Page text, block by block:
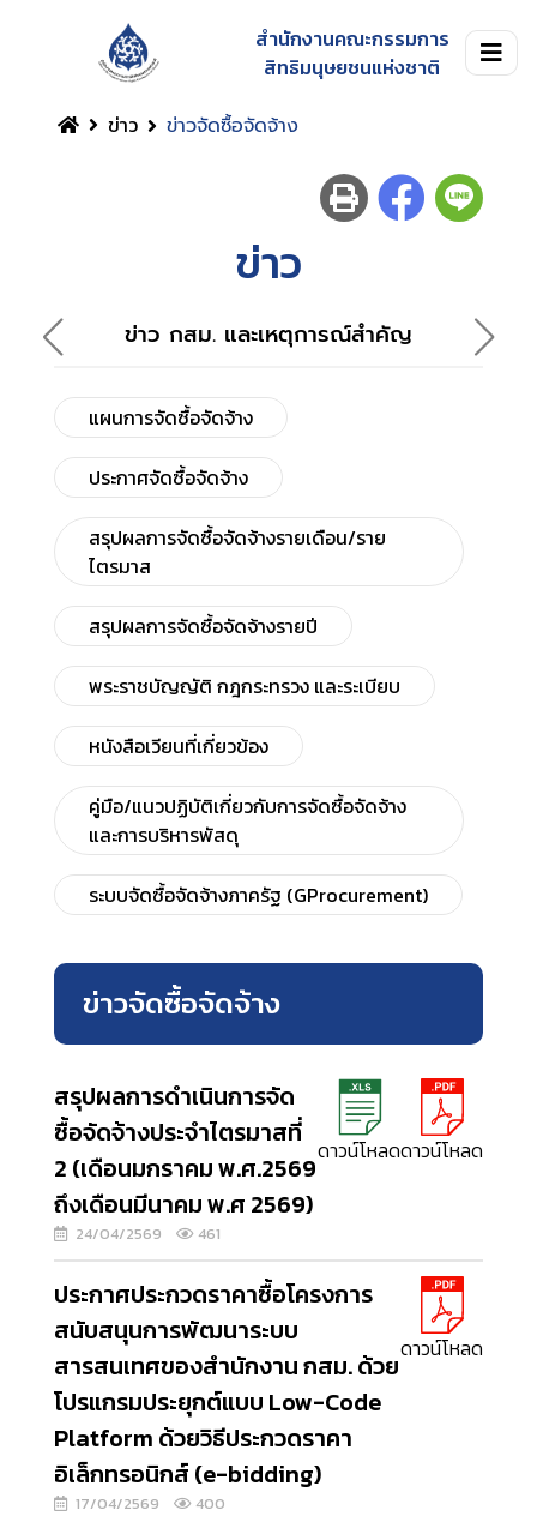
สำนักงานคณะกรรมการ
สิทธิมนุษยชนแห่งชาติ
ข่าว
ข่าวจัดซื้อจัดจ้าง
ข่าว
ข่าว กสม. และเหตุการณ์สำคัญ
แผนการจัดซื้อจัดจ้าง
ประกาศจัดซื้อจัดจ้าง
สรุปผลการจัดซื้อจัดจ้างรายเดือน/ราย
ไตรมาส
สรุปผลการจัดซื้อจัดจ้างรายปี
พระราชบัญญัติ กฎกระทรวง และระเบียบ
หนังสือเวียนที่เกี่ยวข้อง
คู่มือ/แนวปฏิบัติเกี่ยวกับการจัดซื้อจัดจ้าง
และการบริหารพัสดุ
ระบบจัดซื้อจัดจ้างภาครัฐ (GProcurement)
ข่าวจัดซื้อจัดจ้าง
สรุปผลการดำเนินการจัด
ซื้อจัดจ้างประจำไตรมาสที่
2 (เดือนมกราคม พ.ศ.2569
ถึงเดือนมีนาคม พ.ศ 2569)
24/04/2569 461
ดาวน์โหลดดาวน์โหลด
ประกาศประกวดราคาซื้อโครงการ
สนับสนุนการพัฒนาระบบ
สารสนเทศของสำนักงาน กสม. ด้วย
โปรแกรมประยุกต์แบบ Low-Code
Platform ด้วยวิธีประกวดราคา
อิเล็กทรอนิกส์ (e-bidding)
17/04/2569 400
ดาวน์โหลด